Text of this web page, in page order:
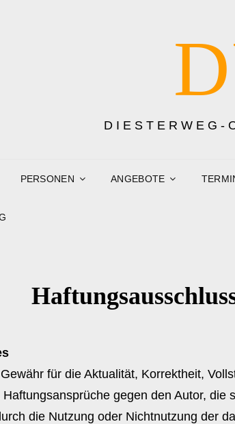
DIESTERWEG-
PERSONEN ANGEBOTE
für die Aktualität, Korrektheit,
gegen den Autor, die
die Nutzung oder Nichtnutzung der